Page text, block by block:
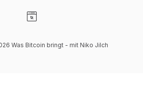
Was Bitcoin bringt - mit Niko Jilch